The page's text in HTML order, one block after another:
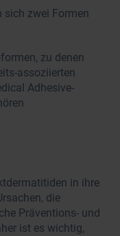
sich zwei Formen
zu denen
assoziierten
Adhesive-
in ihre
die
Präventions- und
ist es wichtig,